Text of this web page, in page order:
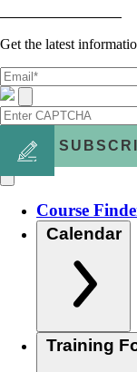
Get the latest
Course
Calendar
Training